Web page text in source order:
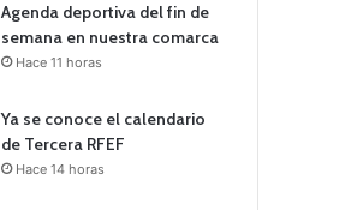
Agenda deportiva del fin de
semana en nuestra comarca
Hace 11 horas
Ya se conoce el calendario
de Tercera RFEF
Hace 14 horas